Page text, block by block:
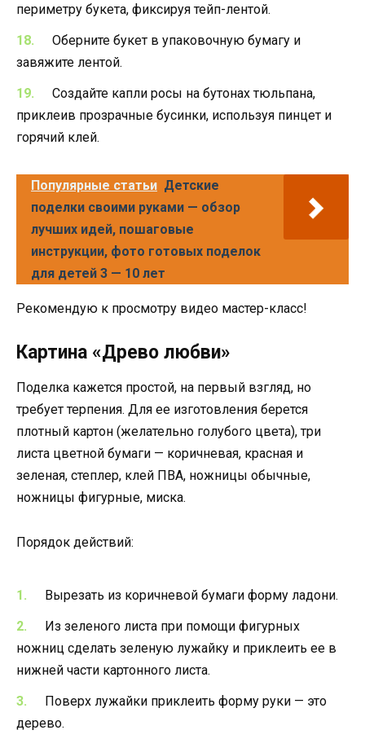
периметру букета, фиксируя тейп-лентой.
Оберните букет в упаковочную бумагу и
завяжите лентой.
Создайте капли росы на бутонах тюльпана,
приклеив прозрачные бусинки, используя пинцет и
горячий клей.
Популярные статьи Детские
поделки своими руками — обзор
лучших идей, пошаговые
инструкции, фото готовых поделок
для детей 3 — 10 лет
Рекомендую к просмотру видео мастер-класс!
Картина «Древо любви»
Поделка кажется простой, на первый взгляд, но
требует терпения. Для ее изготовления берется
плотный картон (желательно голубого цвета), три
листа цветной бумаги — коричневая, красная и
зеленая, степлер, клей ПВА, ножницы обычные,
ножницы фигурные, миска.
Порядок действий:
Вырезать из коричневой бумаги форму ладони.
Из зеленого листа при помощи фигурных
ножниц сделать зеленую лужайку и приклеить ее в
нижней части картонного листа.
Поверх лужайки приклеить форму руки — это
дерево.